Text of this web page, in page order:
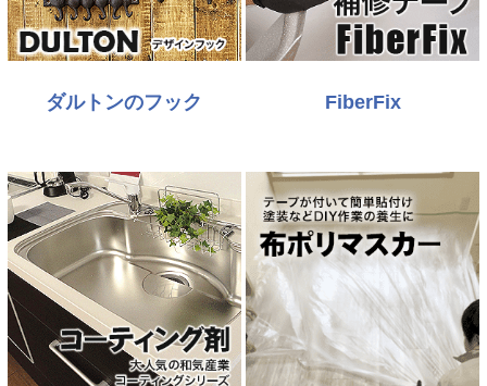
ダルトンのフック FiberFix